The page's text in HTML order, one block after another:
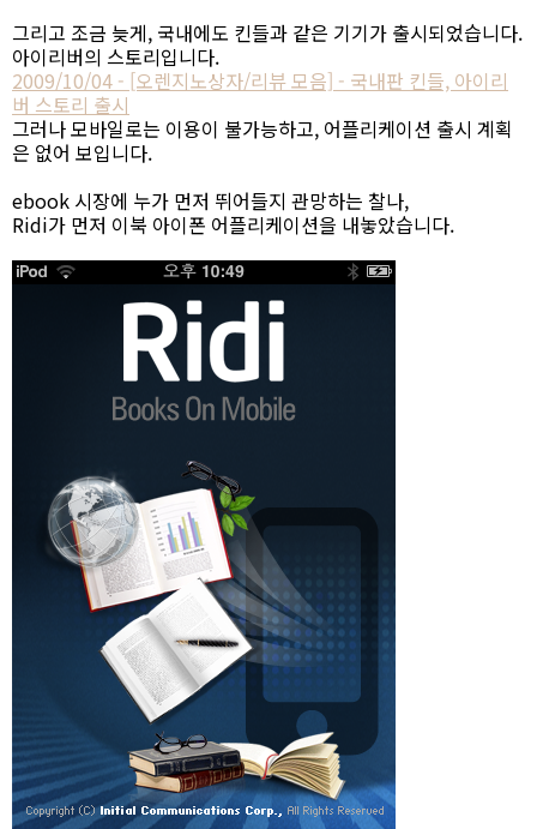
그리고 조금 늦게, 국내에도 킨들과 같은 기기가 출시되었습니다.
아이리버의 스토리입니다.
2009/10/04 - [오렌지노상자/리뷰 모음] - 국내판 킨들, 아이리
버 스토리 출시
그러나 모바일로는 이용이 불가능하고, 어플리케이션 출시 계획
은 없어 보입니다.
ebook 시장에 누가 먼저 뛰어들지 관망하는 찰나,
Ridi가 먼저 이북 아이폰 어플리케이션을 내놓았습니다.